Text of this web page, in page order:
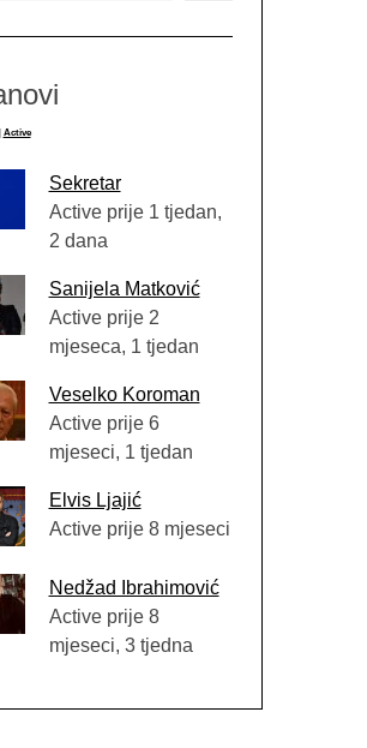
Active
Sekretar
Active prije 1 tjedan,
2 dana
Sanijela Matković
Active prije 2
mjeseca, 1 tjedan
Veselko Koroman
Active prije 6
mjeseci, 1 tjedan
Elvis Ljajić
Active prije 8 mjeseci
Nedžad Ibrahimović
Active prije 8
mjeseci, 3 tjedna